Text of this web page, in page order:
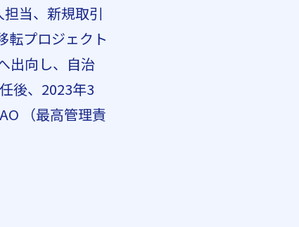
当、新規取引
転プロジェクト
出向し、自治
後、2023年3
（最高管理責